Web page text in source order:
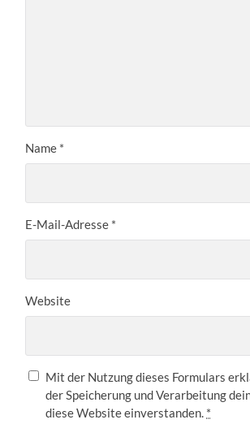
Name *
E-Mail-Adresse *
Website
Mit der Nutzung dieses Formulars
der Speicherung und Verarbeitung
diese Website einverstanden. *